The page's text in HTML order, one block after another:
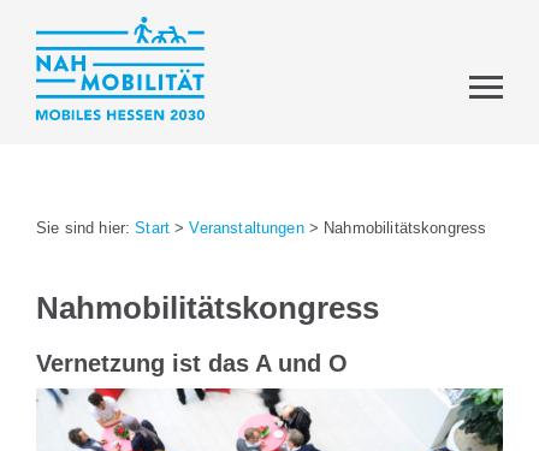
Sie sind hier:Start >Veranstaltungen> Nahmobilitätskongress
Nahmobilitätskongress
Vernetzung ist das A und O